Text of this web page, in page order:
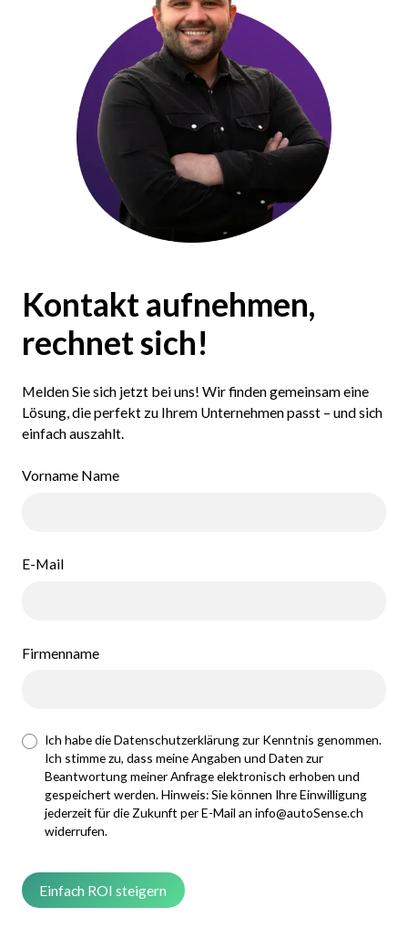
Kontakt aufnehmen,
rechnet sich!
Melden Sie sich jetzt bei uns! Wir finden gemeinsam eine
Lösung, die perfekt zu Ihrem Unternehmen passt – und sich
einfach auszahlt.
Vorname Name
E-Mail
Firmenname
Ich habe die Datenschutzerklärung zur Kenntnis genommen.
Ich stimme zu, dass meine Angaben und Daten zur
Beantwortung meiner Anfrage elektronisch erhoben und
gespeichert werden. Hinweis: Sie können Ihre Einwilligung
jederzeit für die Zukunft per E-Mail an info@autoSense.ch
widerrufen.